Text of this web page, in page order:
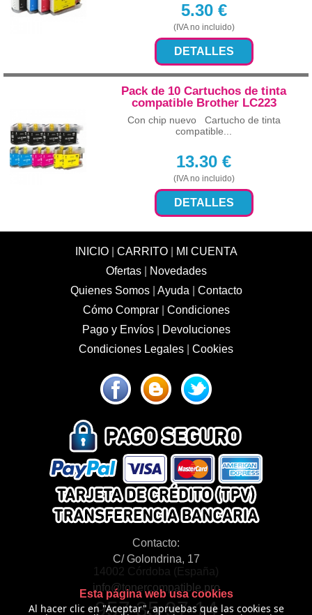
5.30€
(IVA no incluido)
DETALLES
Pack de 10 Cartuchos de tinta
compatible Brother LC223
Con chip nuevo Cartucho de tinta
compatible...
13.30 €
(IVA no incluido)
DETALLES
INICIO| CARRITO|
MI CUENTA
Ofertas|
Novedades
Quienes Somos| Ayuda
Contacto
Cómo Comprar| Condiciones
Pago y Envíos|
Devoluciones
Condiciones Legales
Cookies
Contacto:
C/ Golondrina, 17
14002 Córdoba (España)
info@tonercompatible.pro
957 35 97 14
Esta página web usa cookies
Al hacer clic en "Aceptar", apruebas que las cookies se